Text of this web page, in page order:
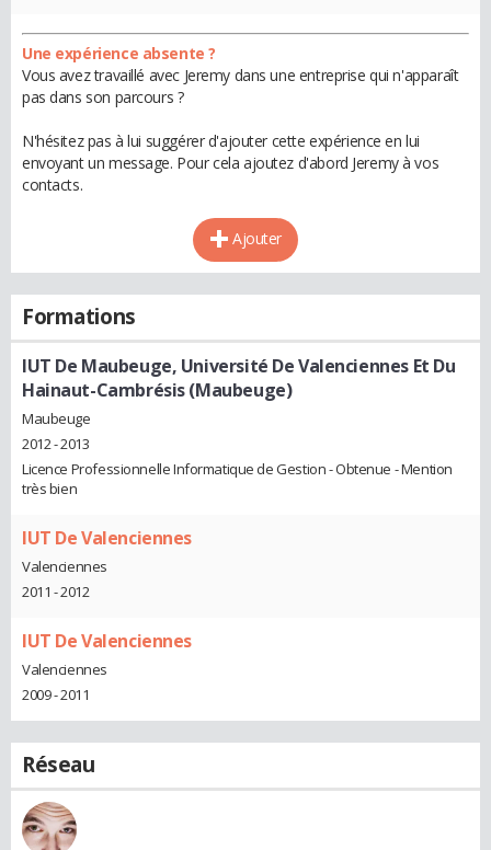
Une expérience absente ?
Vous avez travaillé avec Jeremy dans une entreprise qui n'apparaît
pas dans son parcours ?
N'hésitez pas à lui suggérer d'ajouter cette expérience en lui
envoyant un message. Pour cela ajoutez d'abord Jeremy à vos
contacts.
Ajouter
Formations
IUT De Maubeuge, Université De Valenciennes Et Du
Hainaut-Cambrésis (Maubeuge)
Maubeuge
2012 - 2013
Licence Professionnelle Informatique de Gestion - Obtenue - Mention
très bien
IUT De Valenciennes
Valenciennes
2011 - 2012
IUT De Valenciennes
Valenciennes
2009 - 2011
Réseau